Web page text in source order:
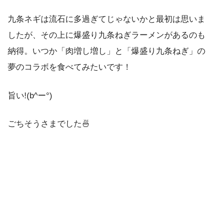
九条ネギは流石に多過ぎてじゃないかと最初は思いま
したが、その上に爆盛り九条ねぎラーメンがあるのも
納得。いつか「肉増し増し」と「爆盛り九条ねぎ」の
夢のコラボを食べてみたいです！
旨い!(b^ー°)
ごちそうさまでした🍜